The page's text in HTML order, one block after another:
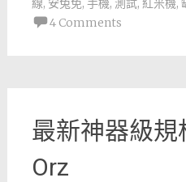
線, 安兔免, 手機, 測試, 紅米機,
4 Comments
最新神器級規
Orz